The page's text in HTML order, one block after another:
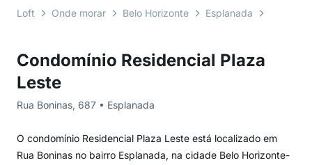
Condomínio Residencial Plaza
Leste
Rua Boninas, 687 • Esplanada
O condomínio Residencial Plaza Leste está localizado em
Rua Boninas no bairro Esplanada, na cidade Belo Horizonte-
Loft Onde morar Belo Horizonte Esplanada